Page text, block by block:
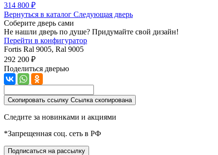
314 800 ₽
Вернуться в каталог Следующая дверь
Соберите дверь сами
Не нашли дверь по душе? Придумайте свой дизайн!
Перейти в конфигуратор
Fortis Ral 9005, Ral 9005
292 200 ₽
Поделиться дверью
Скопировать ссылку Ссылка скопирована
Следите за новинками и акциями
*Запрещенная соц. сеть в РФ
Подписаться на рассылку